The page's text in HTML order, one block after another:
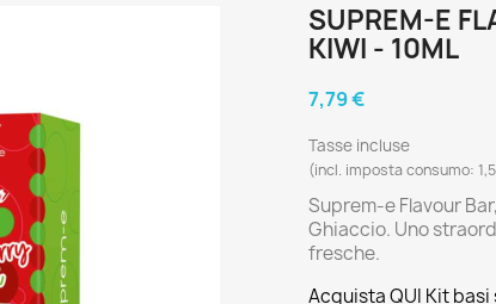
SUPREM-E
KIWI - 10ML
7,79 €
Tasse incluse
(incl. imposta consumo:
Suprem-e Flavour
Ghiaccio. Uno
fresche.
Acquista QUI Kit